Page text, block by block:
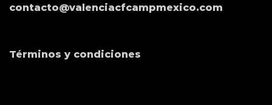
contacto@valenciacfcampmexico.com
Términos y condiciones